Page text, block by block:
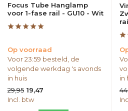
Focus Tube Hanglamp
voor 1-fase rail - GU10 - Wit
Op voorraad
Voor 23:59 besteld, de
volgende werkdag 's avonds
in huis
29,95 19,47
Incl. btw
in